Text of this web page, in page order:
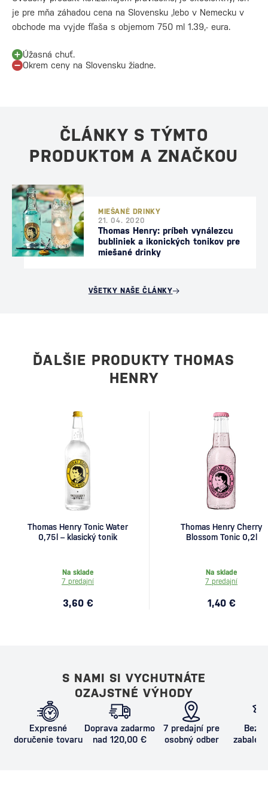
je pre mňa záhadou cena na Slovensku ,lebo v Nemecku v
obchode ma vyjde fľaša s objemom 750 ml 1.39,- eura.
Úžasná chuť.
Okrem ceny na Slovensku žiadne.
ČLÁNKY S TÝMTO
PRODUKTOM A ZNAČKOU
MIEŠANÉ DRINKY
21. 04. 2020
Thomas Henry: príbeh vynálezcu
bubliniek a ikonických tonikov pre
miešané drinky
VŠETKY NAŠE ČLÁNKY
ĎALŠIE PRODUKTY THOMAS
HENRY
Thomas Henry Tonic Water
0,75l – klasický tonik
Na sklade
7 predajní
3,60 €
Thomas Henry Cherry
Blossom Tonic 0,2l
Na sklade
7 predajní
1,40 €
S NAMI SI VYCHUTNÁTE
OZAJSTNÉ VÝHODY
Expresné
doručenie tovaru
Doprava zadarmo
nad 120,00 €
7 predajní pre
osobný odber